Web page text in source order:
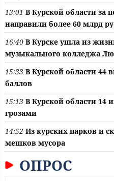
13:01 В Курской области за
направили более 60 млрд
16:40 В Курске ушла из
музыкального колледжа
15:33 В Курской области 44
баллов
15:13 В Курской области 14
грозами
14:52 Из курских парков и
мешков мусора
ОПРОС